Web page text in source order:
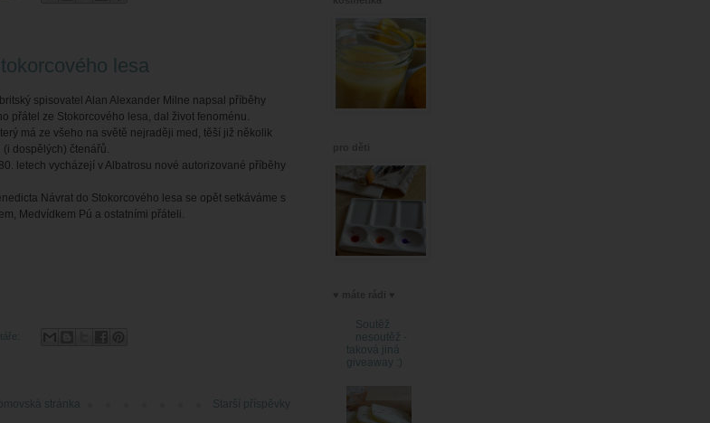
lesa
spisovatel Alan Alexander Milne napsal příběhy
přátel ze Stokorcového lesa, dal život fenoménu.
má ze všeho na světě nejraději med, těší již několik
dospělých) čtenářů.
letech vycházejí v Albatrosu nové autorizované příběhy
Návrat do Stokorcového lesa se opět setkáváme s
Medvídkem Pú a ostatními přáteli.
Starší příspěvky
stránka
Soutěž
nesoutěž -
taková jiná
giveaway :)